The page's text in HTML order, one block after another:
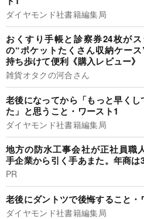
ダイヤモンド社書籍編集局
おくすり手帳と診察券24枚が
の“ポケットたくさん収納ケー
持ち歩けて便利《購入レビュー》
雑貨オタクの河合さん
老後になってから「もっと早くし
た」と思うこと・ワースト1
ダイヤモンド社書籍編集局
地方の防水工事会社が正社員職
手企業から引く手あまた。年商は
PR
老後にダントツで後悔すること・
ダイヤモンド社書籍編集局